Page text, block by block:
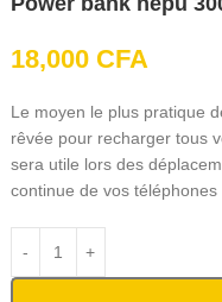
18,000 CFA
Le moyen le plus pratique
rêvée pour recharger tous
sera utile lors des
continue de vos